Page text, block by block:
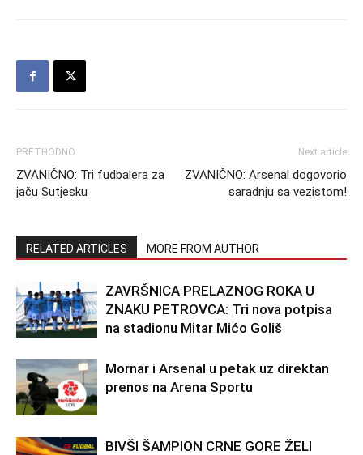
PRETHODNO
ZVANIČNO: Tri fudbalera za
jaču Sutjesku
Next article
ZVANIČNO: Arsenal dogovorio
saradnju sa vezistom!
RELATED ARTICLES MORE FROM AUTHOR
ZAVRŠNICA PRELAZNOG ROKA U
ZNAKU PETROVCA: Tri nova potpisa
na stadionu Mitar Mićo Goliš
Mornar i Arsenal u petak uz direktan
prenos na Arena Sportu
BIVŠI ŠAMPION CRNE GORE ŽELI